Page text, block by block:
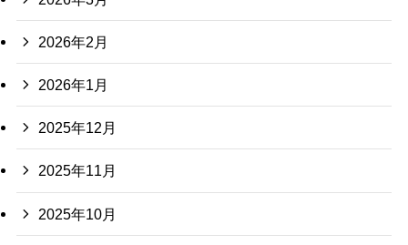
2026年2月
2026年1月
2025年12月
2025年11月
2025年10月